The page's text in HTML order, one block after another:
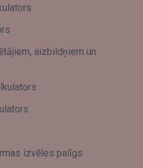
aizbildņiem un
izvēles palīgs